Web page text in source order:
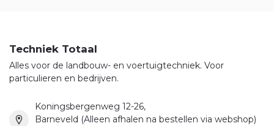
Techniek Totaal
Alles voor de landbouw- en voertuigtechniek. Voor
particulieren en bedrijven.
Koningsbergenweg 12-26,
Barneveld (Alleen afhalen na bestellen via webshop)